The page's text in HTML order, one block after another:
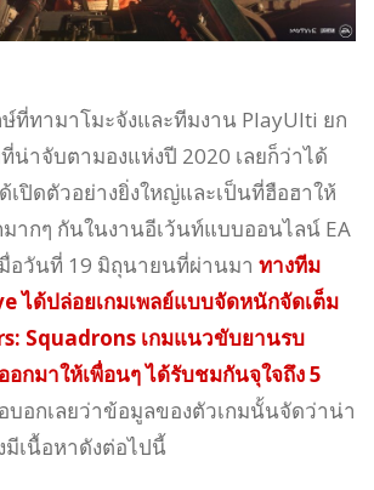
ที่ทามาโมะจังและทีมงาน PlayUlti ยก
น่าจับตามองแห่งปี 2020 เลยก็ว่าได้
เปิดตัวอย่างยิ่งใหญ่และเป็นที่ฮือฮาให้
ากๆ กันในงานอีเว้นท์แบบออนไลน์ EA
มื่อวันที่ 19 มิถุนายนที่ผ่านมา ทางทีม
ได้ปล่อยเกมเพลย์แบบจัดหนักจัดเต็ม
Squadrons เกมแนวขับยานรบ
อกมาให้เพื่อนๆ ได้รับชมกันจุใจถึง 5
บอกเลยว่าข้อมูลของตัวเกมนั้นจัดว่าน่า
มีเนื้อหาดังต่อไปนี้